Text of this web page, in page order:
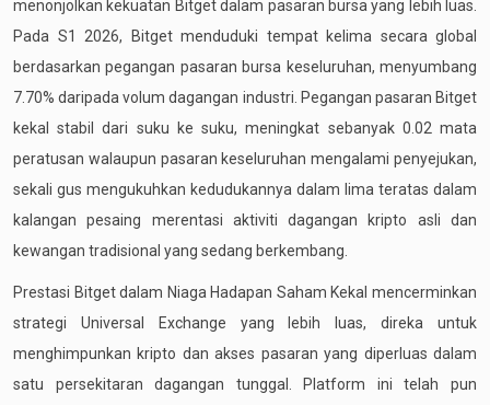
menonjolkan kekuatan Bitget dalam pasaran bursa yang lebih luas.
Pada S1 2026, Bitget menduduki tempat kelima secara global
berdasarkan pegangan pasaran bursa keseluruhan, menyumbang
7.70% daripada volum dagangan industri. Pegangan pasaran Bitget
kekal stabil dari suku ke suku, meningkat sebanyak 0.02 mata
peratusan walaupun pasaran keseluruhan mengalami penyejukan,
sekali gus mengukuhkan kedudukannya dalam lima teratas dalam
kalangan pesaing merentasi aktiviti dagangan kripto asli dan
kewangan tradisional yang sedang berkembang.
Prestasi Bitget dalam Niaga Hadapan Saham Kekal mencerminkan
strategi Universal Exchange yang lebih luas, direka untuk
menghimpunkan kripto dan akses pasaran yang diperluas dalam
satu persekitaran dagangan tunggal. Platform ini telah pun